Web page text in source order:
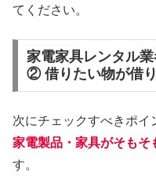
てください。
家電家具レンタル
② 借りたい物が借
次にチェックすべきポイ
家電製品・家具がそもそ
す。